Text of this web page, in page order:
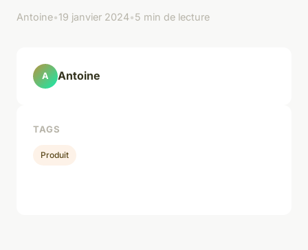
Antoine•19 janvier 2024•5 min de lecture
A Antoine
TAGS
Produit